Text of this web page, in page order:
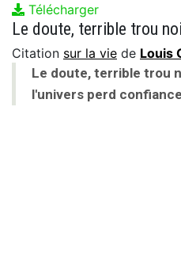
Télécharger
Citation sur la vie de Louis
Le doute, terrible trou
l'univers perd